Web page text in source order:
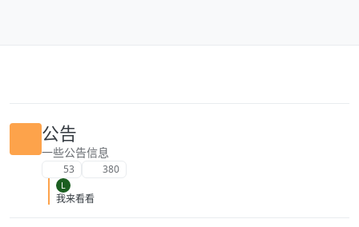
公告
一些公告信息
53 380
L
我来看看